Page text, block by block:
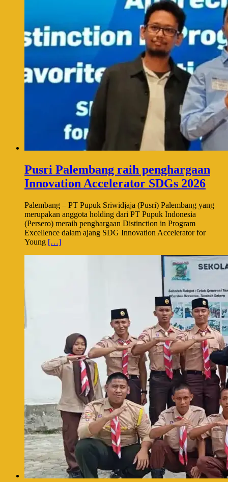
Pusri Palembang raih penghargaan
Innovation Accelerator SDGs 2026
Palembang – PT Pupuk Sriwidjaja (Pusri) Palembang yang
merupakan anggota holding dari PT Pupuk Indonesia
(Persero) meraih penghargaan Distinction in Program
Excellence dalam ajang SDG Innovation Accelerator for
Young […]